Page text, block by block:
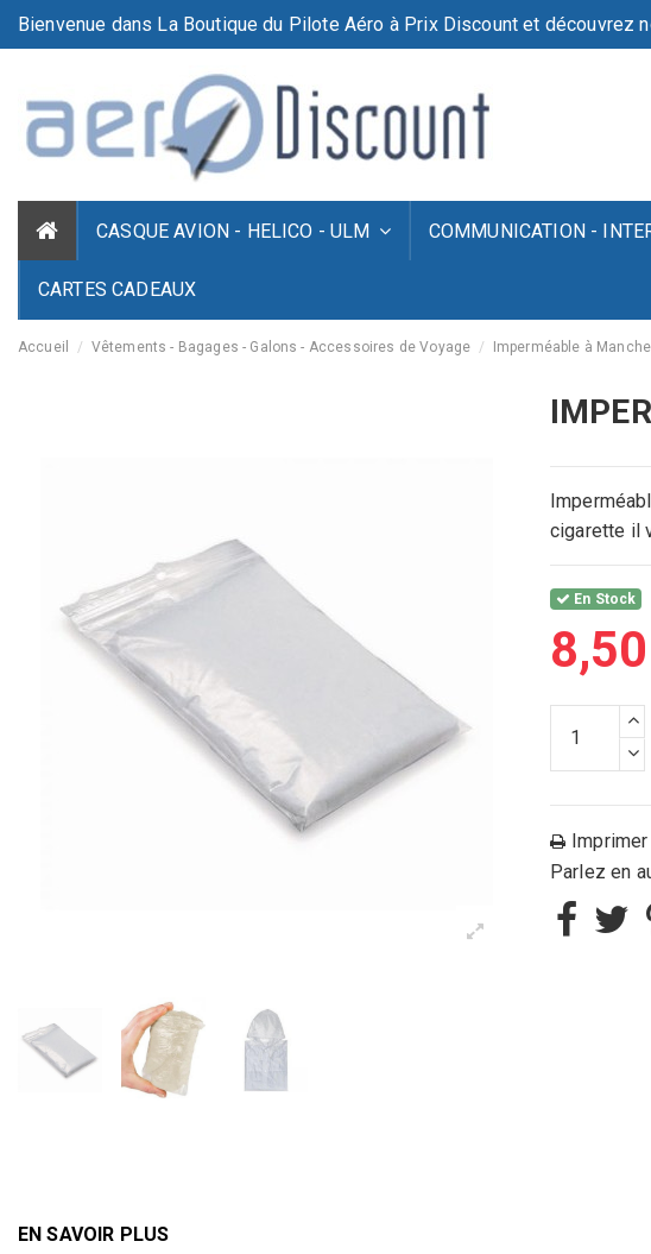
Bienvenue dans La Boutique du Pilote Aéro à Prix Discount et
CASQUE AVION - HELICO - ULM COMMUNICATION -
CARTES CADEAUX
Accueil Vêtements - Bagages - Galons - Accessoires de Voyage Imperméable à
cigarette il
En Stock
Imprimer
Parlez en
EN SAVOIR PLUS